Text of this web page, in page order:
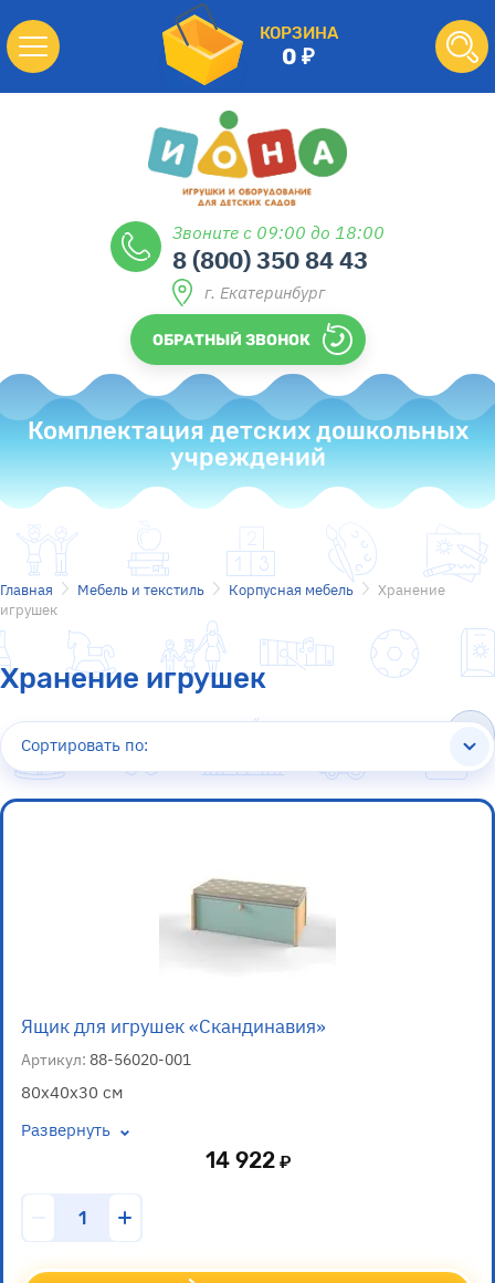
КОРЗИНА
0
Звоните с 09:00 до 18:00
8 (800) 350 84 43
г. Екатеринбург
ОБРАТНЫЙ ЗВОНОК
Комплектация детских дошкольных
учреждений
Главная Мебель и текстиль Корпусная мебель
Хранение
игрушек
Хранение игрушек
Сортировать по:
Ящик для игрушек «Скандинавия»
Артикул: 88-56020-001
80х40х30 см
Развернуть
14 922